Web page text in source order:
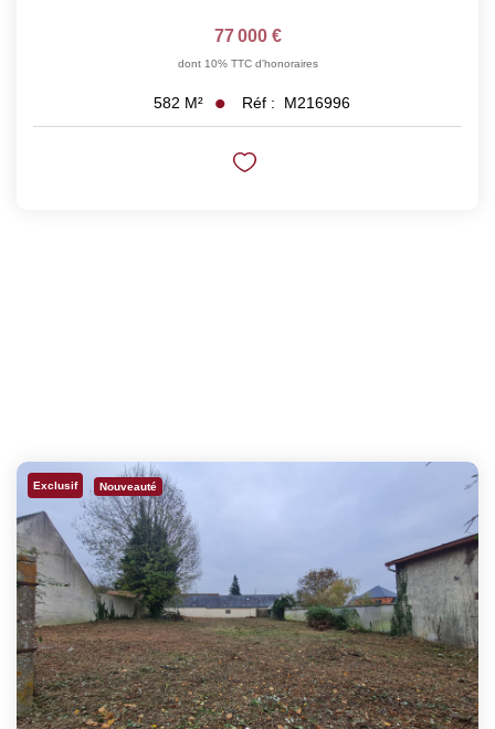
77 000 €
dont 10% TTC d'honoraires
582 M² Réf : M216996
Exclusif Nouveauté